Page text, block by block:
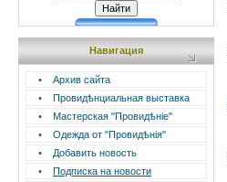
Навигация
•
Архив сайта
•
Провидѣнциальная выставка
•
Мастерская "Провидѣніе"
•
Одежда от "Провидѣнія"
•
Добавить новость
•
Подписка на новости